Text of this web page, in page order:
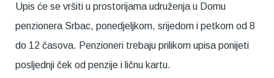
Upis će se vršiti u prostorijama udruženja u Domu
penzionera Srbac, ponedjeljkom, srijedom i petkom od 8
do 12 časova. Penzioneri trebaju prilikom upisa ponijeti
posljednji ček od penzije i ličnu kartu.